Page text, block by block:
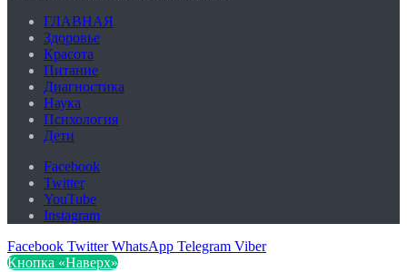
ГЛАВНАЯ
Здоровье
Красота
Питание
Диагностика
Наука
Психология
Дети
Facebook
Twitter
YouTube
Instagram
Facebook Twitter WhatsApp Telegram Viber
Кнопка «Наверх»